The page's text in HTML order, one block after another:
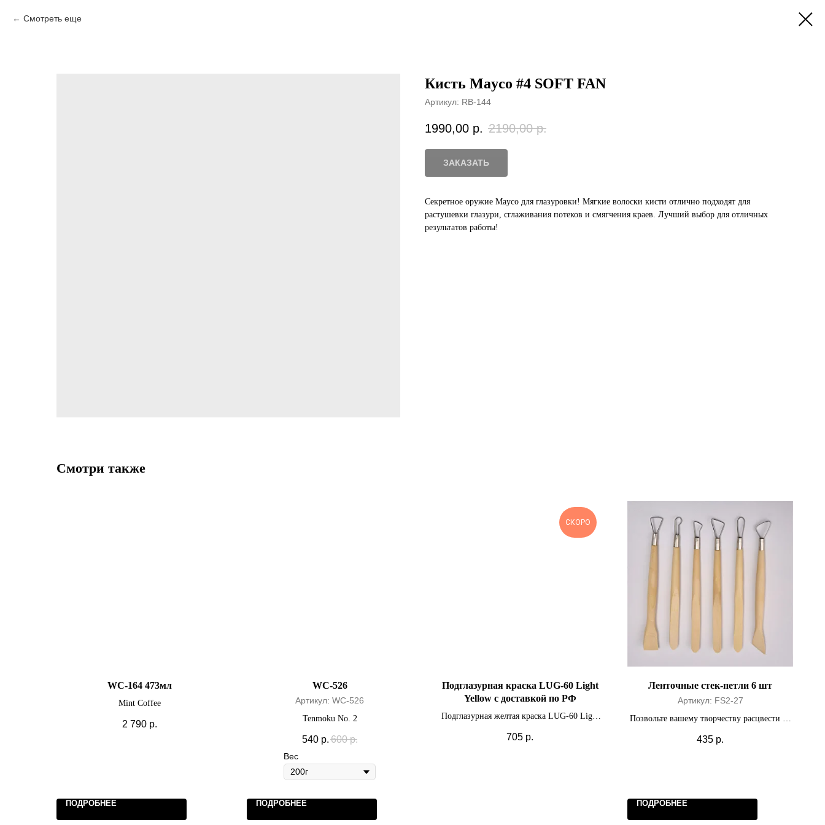
Смотреть еще
Кисть Mayco #4 SOFT FAN
Артикул: RB-144
1990,00 р. 2190,00 р.
ЗАКАЗАТЬ
Секретное оружие Mayco для глазуровки! Мягкие волоски кисти отлично подходят для
растушевки глазури, сглаживания потеков и смягчения краев. Лучший выбор для отличных
результатов работы!
Смотри также
WC-164 473мл
Mint Coffee
2 790 р.
ПОДРОБНЕЕ
WC-526
Артикул: WC-526
Tenmoku No. 2
540 р. 600 р.
Вес
ПОДРОБНЕЕ
СКОРО
Подглазурная краска LUG-60 Light
Yellow с доставкой по РФ
Подглазурная желтая краска LUG-60 Light
705 р.
Ленточные стек-петли 6 шт
Артикул: FS2-27
Позвольте вашему творчеству расцвести на
435 р.
ПОДРОБНЕЕ